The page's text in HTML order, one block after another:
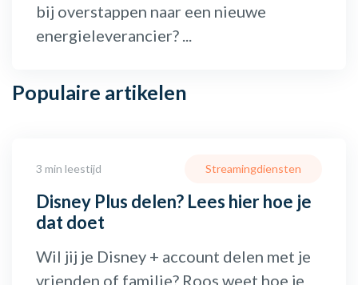
bij overstappen naar een nieuwe
energieleverancier? ...
Populaire artikelen
3 min leestijd
Disney Plus delen? Lees hier hoe je
dat doet
Streamingdiensten
Wil jij je Disney + account delen met je
vrienden of familie? Roos weet hoe je